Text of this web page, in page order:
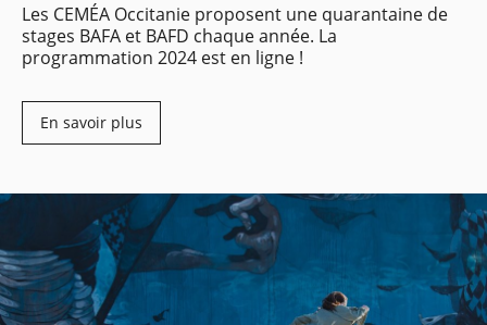
Les CEMÉA Occitanie proposent une quarantaine de
stages BAFA et BAFD chaque année. La
programmation 2024 est en ligne !
En savoir plus